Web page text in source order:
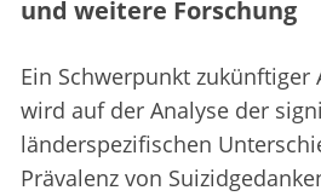
und weitere Forschung
Ein Schwerpunkt zukünftiger
wird auf der Analyse der
länderspezifischen
Prävalenz von